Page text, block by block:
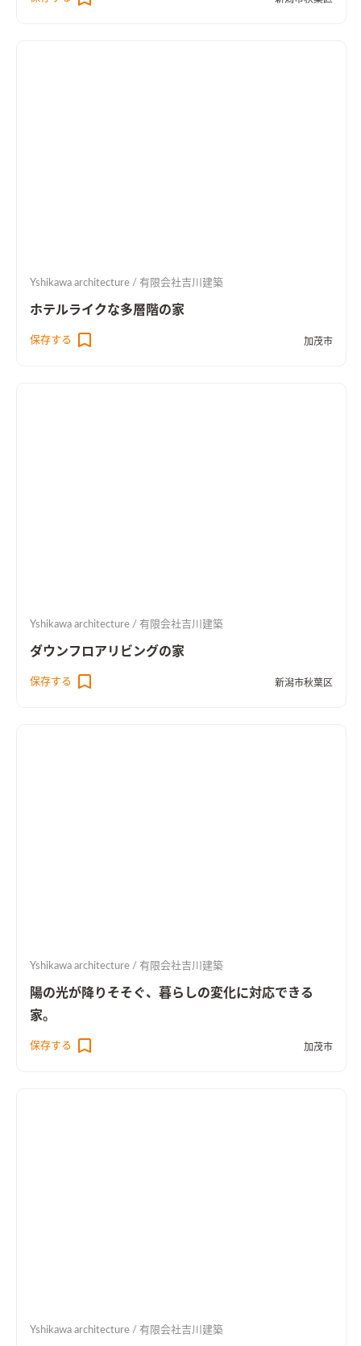
Yshikawa architecture / 有限会社吉川建築
ホテルライクな多層階の家
保存する 加茂市
Yshikawa architecture / 有限会社吉川建築
ダウンフロアリビングの家
保存する 新潟市秋葉区
Yshikawa architecture / 有限会社吉川建築
陽の光が降りそそぐ、暮らしの変化に対応できる
家。
保存する 加茂市
Yshikawa architecture / 有限会社吉川建築